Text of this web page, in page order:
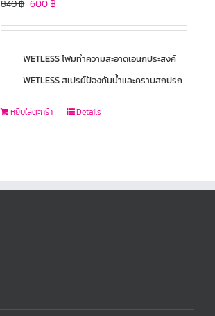
840฿ 600฿
WETLESS โฟมทำความสะอาดเอนกประสงค์
WETLESS สเปรย์ป้องกันน้ำและคราบสกปรก
หยิบใส่ตะกร้า Details